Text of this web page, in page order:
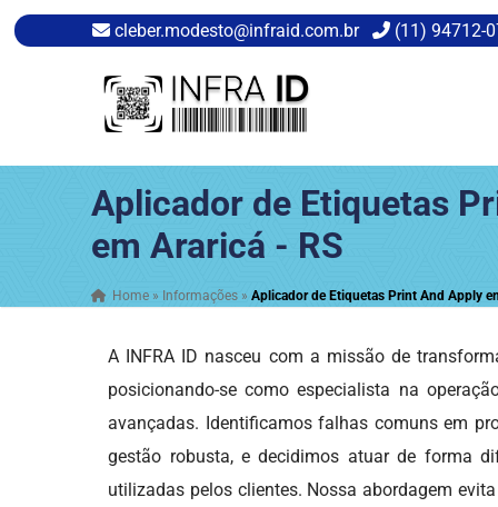
cleber.modesto@infraid.com.br (11) 94712-
Aplicador de Etiquetas
em Araricá - RS
Home » Informações »Aplicador de Etiquetas Print And Apply
A INFRA ID nasceu com a missão de
posicionando-se como especialista na
avançadas. Identificamos falhas comuns em
gestão robusta, e decidimos atuar de forma
utilizadas pelos clientes. Nossa abordagem